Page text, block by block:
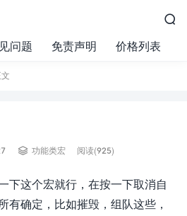

问题 免责声明 价格列表
 功能类宏 阅读(925)
下这个宏就行，在按一下取消自
有确定，比如摧毁，组队这些，